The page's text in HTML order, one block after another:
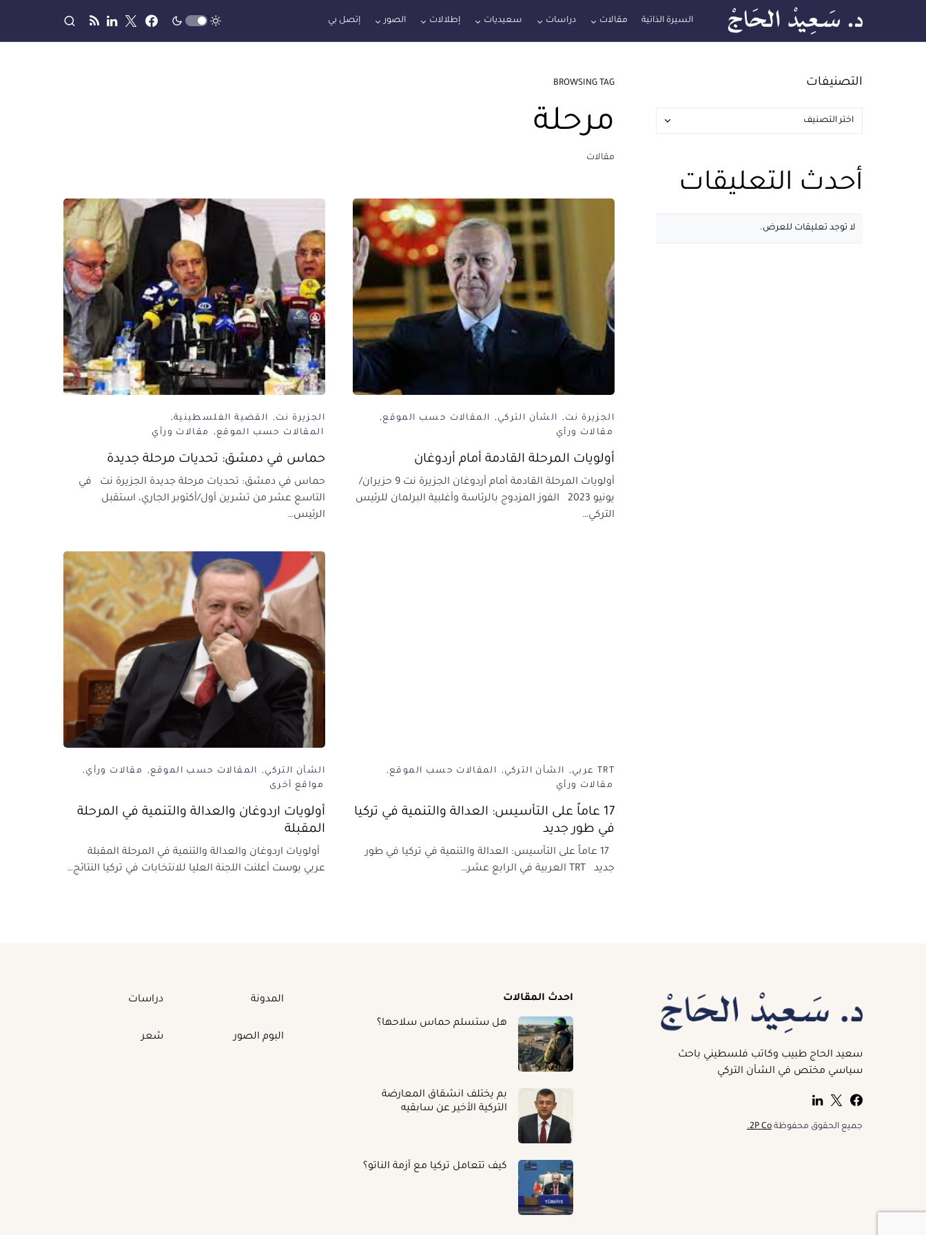
السيرة الذاتية مقالات دراسات سعيديات إطلالات الصور إتصل بي
BROWSING TAG
مرحلة
مقالات
الجزيرة نت الشأن التركي
المقالات حسب الموقع
مقالات ورأي
أولويات المرحلة القادمة أمام أردوغان
أولويات المرحلة القادمة أمام أردوغان الجزيرة نت 9 حزيران/
يونيو 2023 الفوز المزدوج بالرئاسة وأغلبية البرلمان للرئيس
التركي…
الجزيرة نت
القضية الفلسطينية
المقالات حسب الموقع
مقالات ورأي
حماس في دمشق: تحديات مرحلة جديدة
حماس في دمشق: تحديات مرحلة جديدة الجزيرة نت في
التاسع عشر من تشرين أول/أكتوبر الجاري، استقبل
الرئيس…
TRT عربي الشأن التركي
المقالات حسب الموقع
مقالات ورأي
17 عاماً على التأسيس: العدالة والتنمية في تركيا
في طور جديد
17 عاماً على التأسيس: العدالة والتنمية في تركيا في طور
جديد TRT العربية في الرابع عشر…
الشأن التركي المقالات حسب الموقع
مقالات ورأي
مواقع أخرى
أولويات اردوغان والعدالة والتنمية في المرحلة
المقبلة
أولويات اردوغان والعدالة والتنمية في المرحلة المقبلة
عربي بوست أعلنت اللجنة العليا للانتخابات في تركيا النتائج…
التصنيفات
أحدث التعليقات
لا توجد تعليقات للعرض.
سعيد الحاج طبيب وكاتب فلسطيني باحث
سياسي مختص في الشأن التركي
جميع الحقوق محفوظة 2P Co.
احدث المقالات
هل ستسلم حماس سلاحها؟
بم يختلف انشقاق المعارضة
التركية الأخير عن سابقيه
كيف تتعامل تركيا مع أزمة الناتو؟
المدونة دراسات
البوم الصور شعر